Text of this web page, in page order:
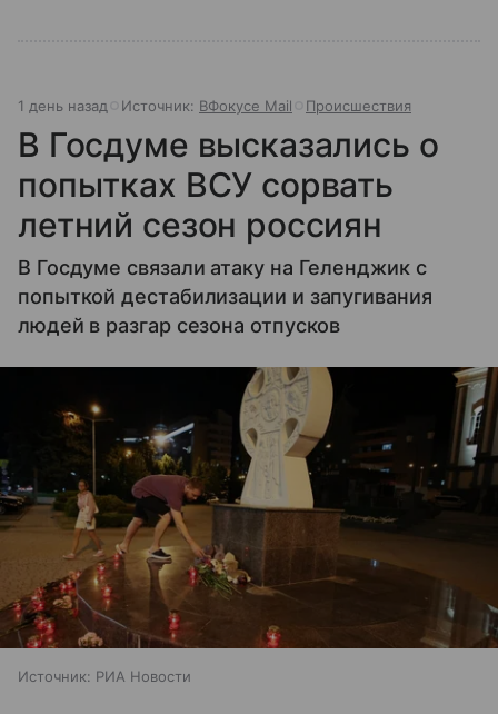
1 день назад Источник: ВФокусе Mail Происшествия
В Госдуме высказались о
попытках ВСУ сорвать
летний сезон россиян
В Госдуме связали атаку на Геленджик с
попыткой дестабилизации и запугивания
людей в разгар сезона отпусков
Источник: РИА Новости